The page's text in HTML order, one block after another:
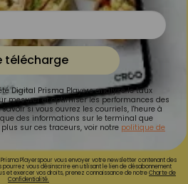
télécharge
Digital Prisma Players analyse le taux
mesurer et optimiser les performances des
si vous ouvrez les courriels, l'heure à
des informations sur le terminal que
sur ces traceurs, voir notre politique de
Playerspour vous envoyer votre newsletter contenant des
vous désinscrire en utilisant le lien de désabonnement
et exercer vos droits, prenez connaissance de notreCharte de
Confidentialité.